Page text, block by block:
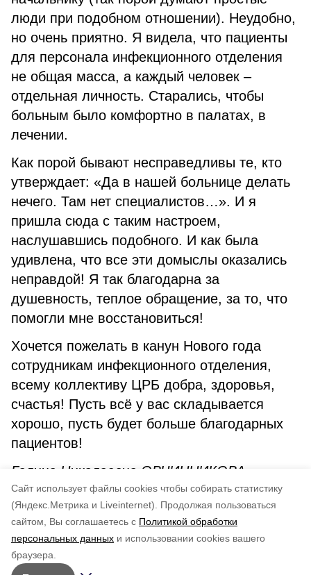
Cайт использует файлы cookies чтобы собирать статистику
(Яндекс.Метрика и Liveinternet).
Продолжая пользоваться
сайтом, Вы соглашаетесь с Политикой обработки
персональных данных и использовании cookies вашего
браузера.
люди при подобном отношении). Неудобно,
но очень приятно. Я видела, что пациенты
для персонала инфекционного отделения
не общая масса, а каждый человек –
отдельная личность. Старались, чтобы
больным было комфортно в палатах, в
лечении.
Как порой бывают несправедливы те, кто
утверждает: «Да в нашей больнице делать
нечего. Там нет специалистов…». И я
пришла сюда с таким настроем,
наслушавшись подобного. И как была
удивлена, что все эти домыслы оказались
неправдой! Я так благодарна за
душевность, теплое обращение, за то, что
помогли мне восстановиться!
Хочется пожелать в канун Нового года
сотрудникам инфекционного отделения,
всему коллективу ЦРБ добра, здоровья,
счастья! Пусть всё у вас складывается
хорошо, пусть будет больше благодарных
пациентов!
Галина Николаевна ОВЧИННИКОВА,
житель пгт Ноглики с 1977 года
по оценке
5